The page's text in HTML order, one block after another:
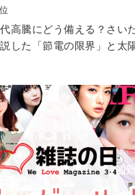
位
高騰にどう備える？さい
した「節電の限界」と太